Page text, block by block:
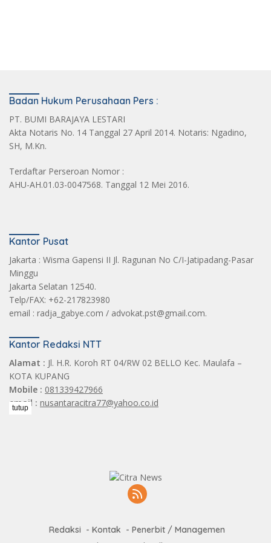
Badan Hukum Perusahaan Pers :
PT. BUMI BARAJAYA LESTARI
Akta Notaris No. 14 Tanggal 27 April 2014. Notaris: Ngadino,
SH, M.Kn.
Terdaftar Perseroan Nomor :
AHU-AH.01.03-0047568. Tanggal 12 Mei 2016.
Kantor Pusat
Jakarta : Wisma Gapensi II Jl. Ragunan No C/I-Jatipadang-Pasar
Minggu
Jakarta Selatan 12540.
Telp/FAX: +62-217823980
email : radja_gabye.com / advokat.pst@gmail.com.
Kantor Redaksi NTT
Alamat : Jl. H.R. Koroh RT 04/RW 02 BELLO Kec. Maulafa –
KOTA KUPANG
Mobile : 081339427966
email : nusantaracitra77@yahoo.co.id
Redaksi Kontak
Penerbit / Managemen
tutup